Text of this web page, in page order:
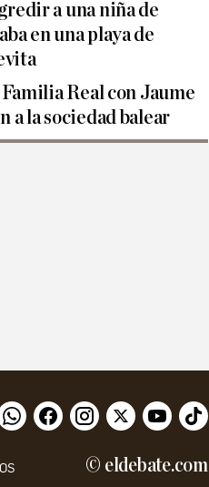
a una niña de
en una playa de
Real con Jaume
a la sociedad balear
© eldebate.com